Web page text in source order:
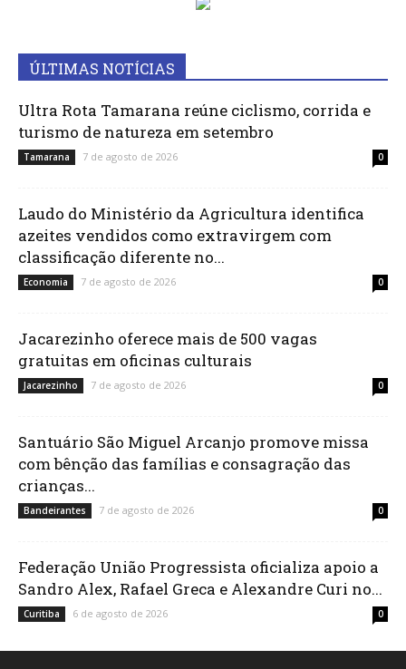
ÚLTIMAS NOTÍCIAS
Ultra Rota Tamarana reúne ciclismo, corrida e
turismo de natureza em setembro
Tamarana 7 de agosto de 2026 0
Laudo do Ministério da Agricultura identifica
azeites vendidos como extravirgem com
classificação diferente no...
Economia 7 de agosto de 2026 0
Jacarezinho oferece mais de 500 vagas
gratuitas em oficinas culturais
Jacarezinho 7 de agosto de 2026 0
Santuário São Miguel Arcanjo promove missa
com bênção das famílias e consagração das
crianças...
Bandeirantes 7 de agosto de 2026 0
Federação União Progressista oficializa apoio a
Sandro Alex, Rafael Greca e Alexandre Curi no...
Curitiba 6 de agosto de 2026 0